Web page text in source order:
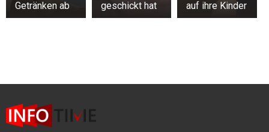
Getränken ab
geschickt hat
auf ihre Kinder